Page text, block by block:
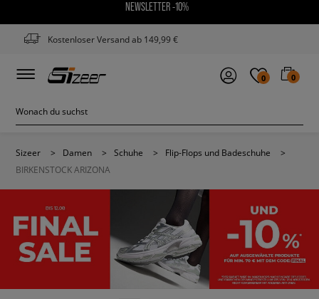
NEWSLETTER -10%
Kostenloser Versand ab 149,99 €
0 0
Sizeer > Damen > Schuhe > Flip-Flops und Badeschuhe
>
BIRKENSTOCK ARIZONA